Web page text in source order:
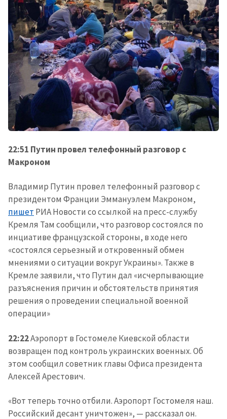
22:51 Путин провел телефонный разговор с
Макроном
Владимир Путин провел телефонный разговор с
президентом Франции Эммануэлем Макроном,
пишет РИА Новости со ссылкой на пресс-службу
Кремля Там сообщили, что разговор состоялся по
инциативе французской стороны, в ходе него
«состоялся серьезный и откровенный обмен
мнениями о ситуации вокруг Украины». Также в
Кремле заявили, что Путин дал «исчерпывающие
разъяснения причин и обстоятельств принятия
решения о проведении специальной военной
операции»
22:22Аэропорт в Гостомеле Киевской области
возвращен под контроль украинских военных. Об
этом сообщил советник главы Офиса президента
Алексей Арестович.
«Вот теперь точно отбили. Аэропорт Гостомеля наш.
Российский десант уничтожен», — рассказал он.